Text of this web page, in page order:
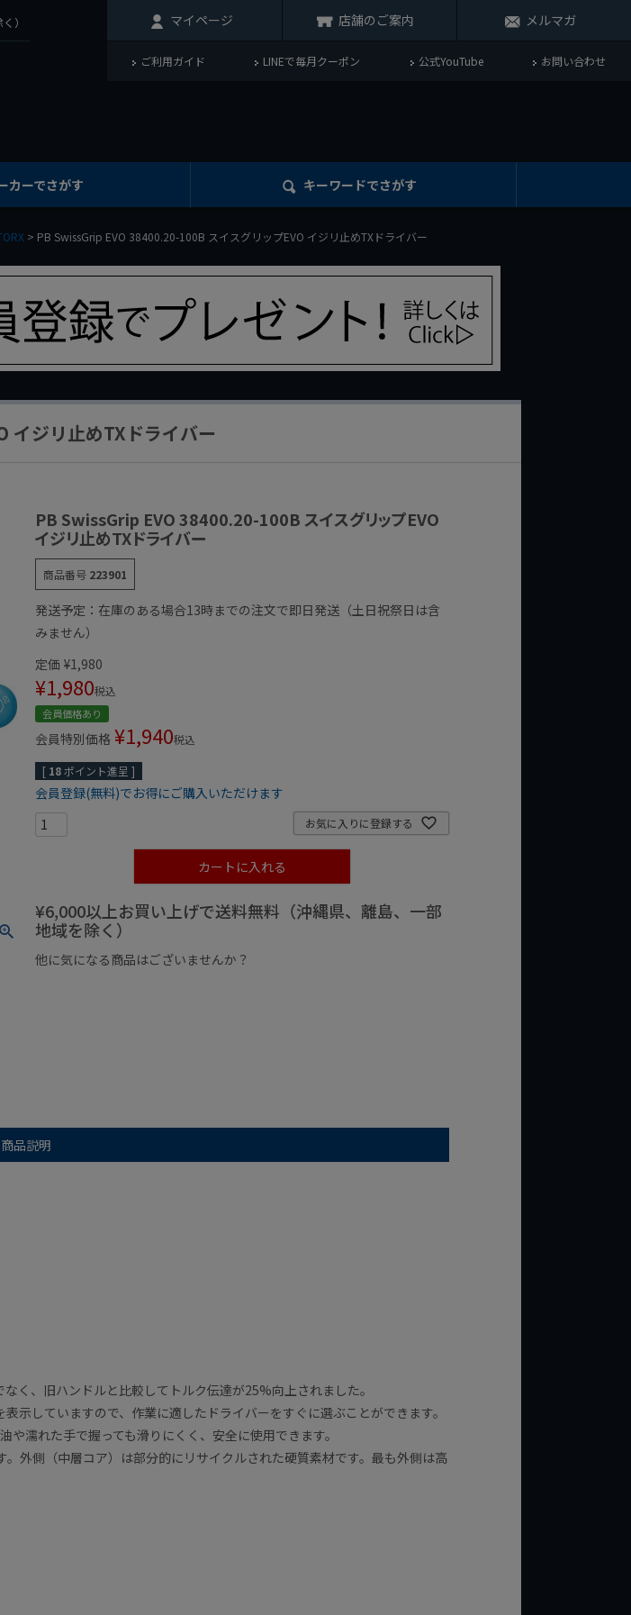
） マイページ 店舗のご案内 メルマガ
ご利用ガイド LINEで毎月クーポン 公式YouTube お問い合わせ
カーでさがす キーワードでさがす
PB SwissGrip EVO 38400.20-100B スイスグリップEVO イジリ止めTXドライバー
イジリ止めTXドライバー
PB SwissGrip EVO 38400.20-100B スイスグリップEVO
イジリ止めTXドライバー
商品番号 223901
発送予定：在庫のある場合13時までの注文で即日発送（土日祝祭日は含
みません）
定価 ¥1,980
¥1,980税込
会員価格あり
会員特別価格 ¥1,940税込
[ 18ポイント進呈 ]
会員登録(無料)でお得にご購入いただけます
お気に入りに登録する
カートに入れる
¥6,000以上お買い上げで送料無料（沖縄県、離島、一部
地域を除く）
他に気になる商品はございませんか？
商品説明
く、旧ハンドルと比較してトルク伝達が25%向上されました。
していますので、作業に適したドライバーをすぐに選ぶことができます。
濡れた手で握っても滑りにくく、安全に使用できます。
外側（中層コア）は部分的にリサイクルされた硬質素材です。最も外側は高